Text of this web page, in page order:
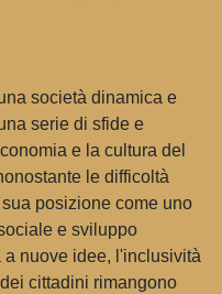
società dinamica e
serie di sfide e
e la cultura del
le difficoltà
posizione come uno
e sviluppo
nuove idee, l'inclusività
cittadini rimangono